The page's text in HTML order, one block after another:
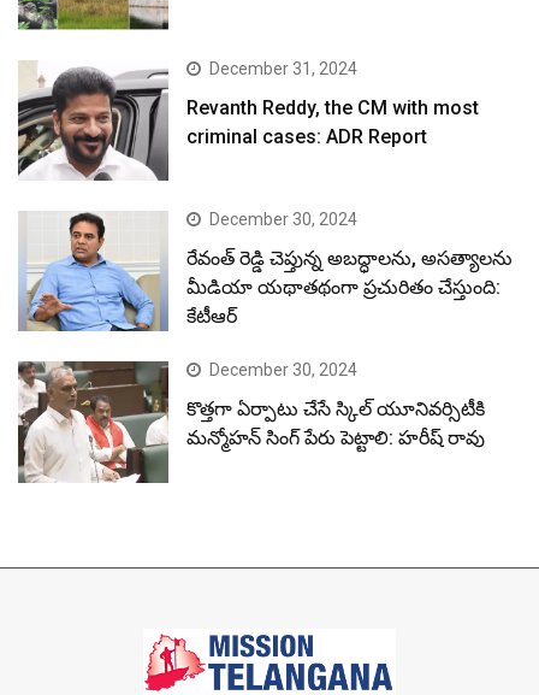
December 31, 2024
Revanth Reddy, the CM with most
criminal cases: ADR Report
December 30, 2024
రేవంత్ రెడ్డి చెప్తున్న అబద్ధాలను, అసత్యాలను
మీడియా యథాతథంగా ప్రచురితం చేస్తుంది:
కేటీఆర్
December 30, 2024
కొత్తగా ఏర్పాటు చేసే స్కిల్ యూనివర్సిటీకి
మన్మోహన్ సింగ్ పేరు పెట్టాలి: హరీష్ రావు